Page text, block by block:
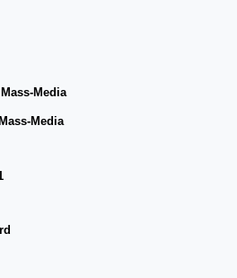
Media
Media